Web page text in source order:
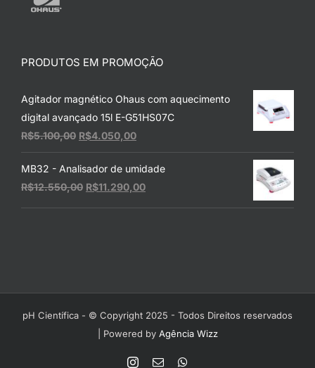
PRODUTOS EM PROMOÇÃO
Agitador magnético Ohaus com aquecimento
digital avançado 15l E-G51HS07C
R$5.100,00 O
preço
original
era:
R$5.100,00.
R$4.050,00O
preço
atual
é:
R$4.050,00.
MB32 - Analisador de umidade
R$12.550,00 O
R$11.290,00O
pH Científica - © Copyright 2025 - Todos Direitos reservados
| Powered by Agência Wizz
Instagram
E-